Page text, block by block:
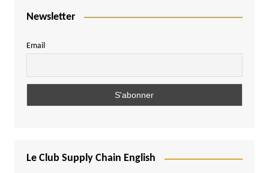
Newsletter
Email
Le Club Supply Chain English